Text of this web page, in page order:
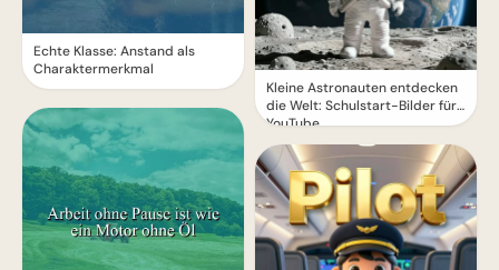
Echte Klasse: Anstand als
Charaktermerkmal
Kleine Astronauten entdecken
die Welt: Schulstart-Bilder für
YouTube